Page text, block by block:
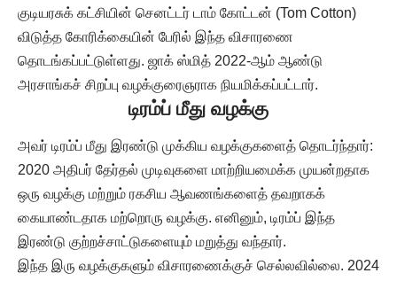
குடியரசுக் கட்சியின் செனட்டர் டாம் கோட்டன் (Tom Cotton)
விடுத்த கோரிக்கையின் பேரில் இந்த விசாரணை
தொடங்கப்பட்டுள்ளது. ஜாக் ஸ்மித் 2022-ஆம் ஆண்டு
அரசாங்கச் சிறப்பு வழக்குரைஞராக நியமிக்கப்பட்டார்.
டிரம்ப் மீது வழக்கு
அவர் டிரம்ப் மீது இரண்டு முக்கிய வழக்குகளைத் தொடர்ந்தார்:
2020 அதிபர் தேர்தல் முடிவுகளை மாற்றியமைக்க முயன்றதாக
ஒரு வழக்கு மற்றும் ரகசிய ஆவணங்களைத் தவறாகக்
கையாண்டதாக மற்றொரு வழக்கு. எனினும், டிரம்ப் இந்த
இரண்டு குற்றச்சாட்டுகளையும் மறுத்து வந்தார்.
இந்த இரு வழக்குகளும் விசாரணைக்குச் செல்லவில்லை. 2024